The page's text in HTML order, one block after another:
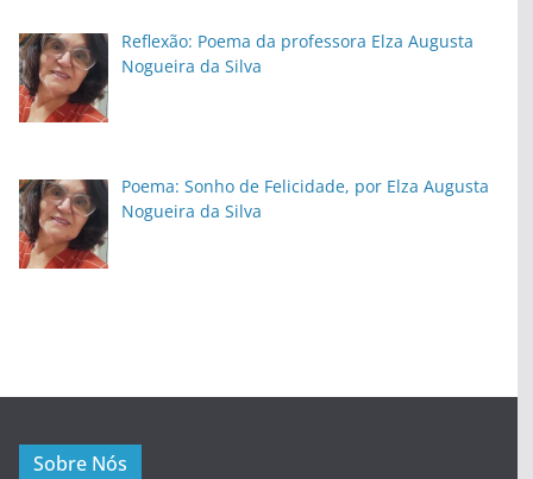
Reflexão: Poema da professora Elza Augusta
Nogueira da Silva
Poema: Sonho de Felicidade, por Elza Augusta
Nogueira da Silva
Sobre Nós